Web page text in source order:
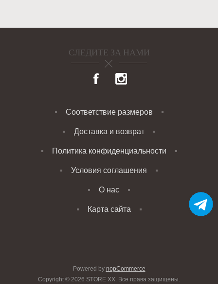
СЛЕДИТЕ ЗА НАМИ
Соответствие размеров
Доставка и возврат
Политика конфиденциальности
Условия соглашения
О нас
Карта сайта
Powered by nopCommerce
Copyright © 2026 STORE XX. Все права защищены.